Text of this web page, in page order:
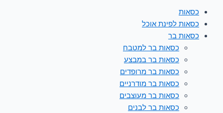
כסאות
כסאות לפינת אוכל
כסאות בר
כסאות בר למטבח
כסאות בר במבצע
כסאות בר מרופדים
כסאות בר מודרניים
כסאות בר מעוצבים
כסאות בר לבנים